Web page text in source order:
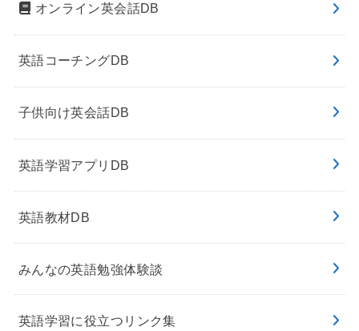
オンライン英会話DB
英語コーチングDB
子供向け英会話DB
英語学習アプリDB
英語教材DB
みんなの英語勉強体験談
英語学習に役立つリンク集